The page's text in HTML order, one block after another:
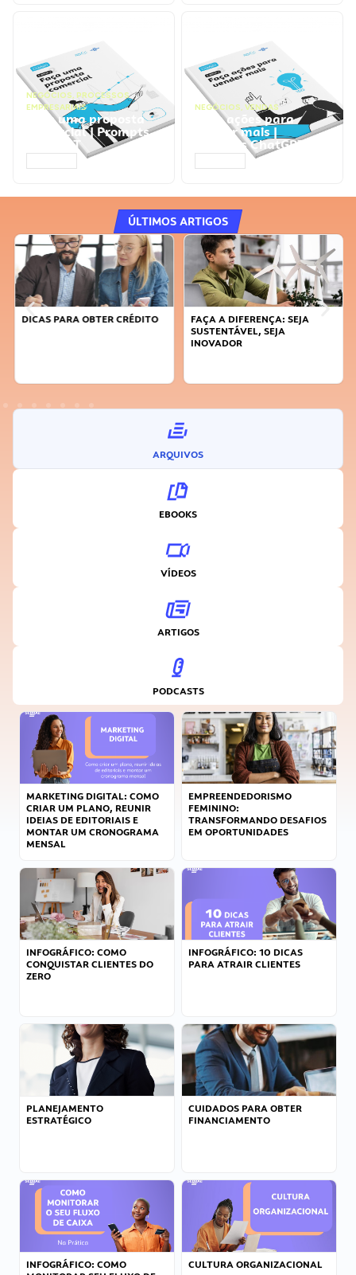
NEGÓCIOS, PROCESSOS
EMPRESARIAIS
Faça uma proposta
comercial | Prompts
ChatGPT
NEGÓCIOS, VENDAS
Faça ações para
vender mais |
Prompts ChatGPT
ÚLTIMOS ARTIGOS
DICAS PARA OBTER CRÉDITO
FAÇA A DIFERENÇA: SEJA
SUSTENTÁVEL, SEJA
INOVADOR
ARQUIVOS
EBOOKS
VÍDEOS
ARTIGOS
PODCASTS
MARKETING DIGITAL: COMO
CRIAR UM PLANO, REUNIR
IDEIAS DE EDITORIAIS E
MONTAR UM CRONOGRAMA
MENSAL
EMPREENDEDORISMO
FEMININO:
TRANSFORMANDO DESAFIOS
EM OPORTUNIDADES
INFOGRÁFICO: COMO
CONQUISTAR CLIENTES DO
ZERO
INFOGRÁFICO: 10 DICAS
PARA ATRAIR CLIENTES
PLANEJAMENTO
ESTRATÉGICO
CUIDADOS PARA OBTER
FINANCIAMENTO
INFOGRÁFICO: COMO
CULTURA ORGANIZACIONAL